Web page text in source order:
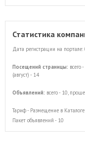
Статистика
Дата регистрации на
Посещений страницы:
(август) - 14
Объявлений: всего - 10,
Тариф - Размещение в
Пакет объявлений - 10